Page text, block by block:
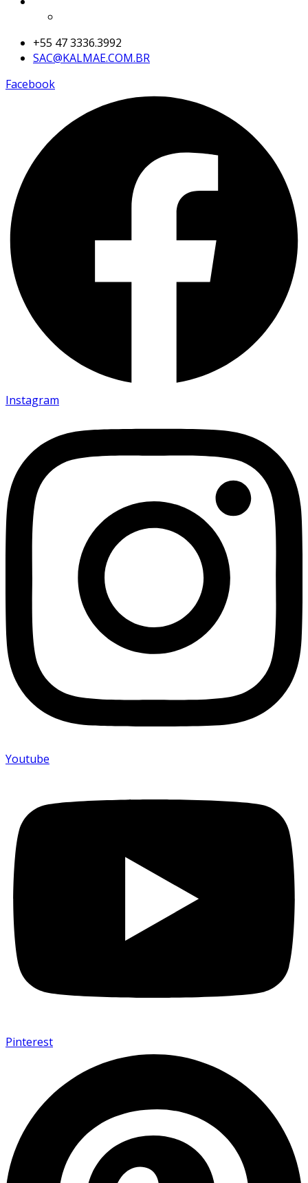
+55 47 3336.3992
SAC@KALMAE.COM.BR
Facebook
Instagram
Youtube
Pinterest